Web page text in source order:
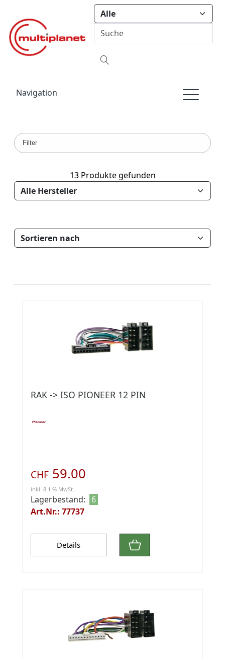
Navigation
Filter
13 Produkte gefunden
RAK -> ISO PIONEER 12 PIN
CHF 59.00
inkl. 8.1 % MwSt.
Lagerbestand:
6
Art.Nr.: 77737
Details